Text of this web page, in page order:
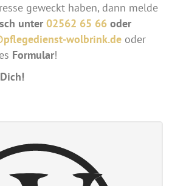
geweckt haben, dann melde
unter02562 65 66 oder
wolbrink.de oder
Formular!